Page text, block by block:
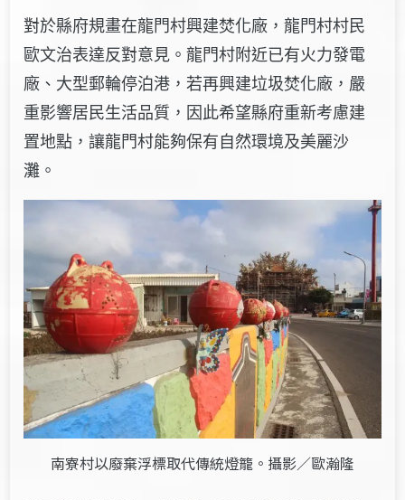
對於縣府規畫在龍門村興建焚化廠，龍門村村民
歐文治表達反對意見。龍門村附近已有火力發電
廠、大型郵輪停泊港，若再興建垃圾焚化廠，嚴
重影響居民生活品質，因此希望縣府重新考慮建
置地點，讓龍門村能夠保有自然環境及美麗沙
灘。
南寮村以廢棄浮標取代傳統燈籠。攝影／歐瀚隆